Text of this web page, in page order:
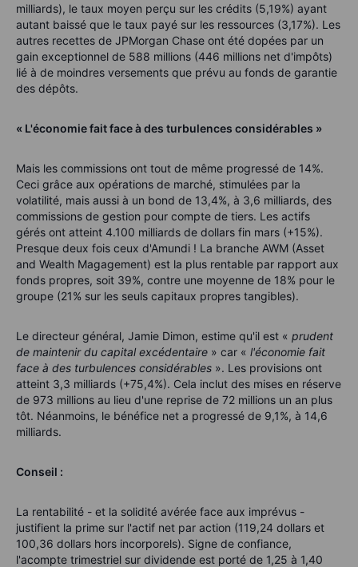
milliards), le taux moyen perçu sur les crédits (5,19%) ayant
autant baissé que le taux payé sur les ressources (3,17%). Les
autres recettes de JPMorgan Chase ont été dopées par un
gain exceptionnel de 588 millions (446 millions net d'impôts)
lié à de moindres versements que prévu au fonds de garantie
des dépôts.
« L'économie fait face à des turbulences considérables »
Mais les commissions ont tout de même progressé de 14%.
Ceci grâce aux opérations de marché, stimulées par la
volatilité, mais aussi à un bond de 13,4%, à 3,6 milliards, des
commissions de gestion pour compte de tiers. Les actifs
gérés ont atteint 4.100 milliards de dollars fin mars (+15%).
Presque deux fois ceux d'Amundi ! La branche AWM (Asset
and Wealth Magagement) est la plus rentable par rapport aux
fonds propres, soit 39%, contre une moyenne de 18% pour le
groupe (21% sur les seuls capitaux propres tangibles).
Le directeur général, Jamie Dimon, estime qu'il est « prudent
de maintenir du capital excédentaire » car « l'économie fait
face à des turbulences considérables ». Les provisions ont
atteint 3,3 milliards (+75,4%). Cela inclut des mises en réserve
de 973 millions au lieu d'une reprise de 72 millions un an plus
tôt. Néanmoins, le bénéfice net a progressé de 9,1%, à 14,6
milliards.
Conseil :
La rentabilité - et la solidité avérée face aux imprévus -
justifient la prime sur l'actif net par action (119,24 dollars et
100,36 dollars hors incorporels). Signe de confiance,
l'acompte trimestriel sur dividende est porté de 1,25 à 1,40